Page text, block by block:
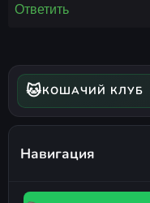
Ответить
🐱КОШАЧИЙ КЛУБ
Навигация